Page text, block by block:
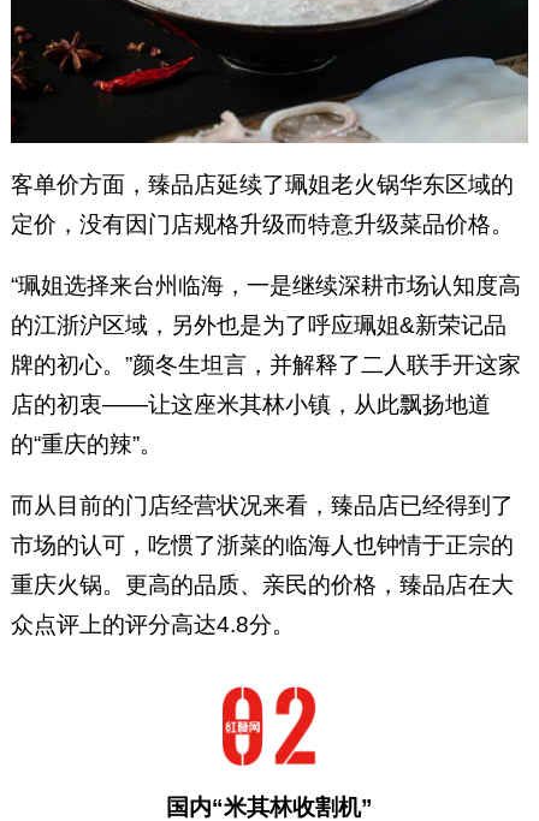
客单价方面，臻品店延续了珮姐老火锅华东区域的
定价，没有因门店规格升级而特意升级菜品价格。
“珮姐选择来台州临海，一是继续深耕市场认知度高
的江浙沪区域，另外也是为了呼应珮姐&新荣记品
牌的初心。”颜冬生坦言，并解释了二人联手开这家
店的初衷——让这座米其林小镇，从此飘扬地道
的“重庆的辣”。
而从目前的门店经营状况来看，臻品店已经得到了
市场的认可，吃惯了浙菜的临海人也钟情于正宗的
重庆火锅。更高的品质、亲民的价格，臻品店在大
众点评上的评分高达4.8分。
国内“米其林收割机”